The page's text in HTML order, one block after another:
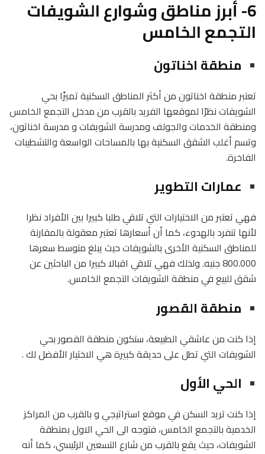
6- أبرز مناطق وشوارع الشويفات
التجمع الخامس
منطقة اخناتون
تعتبر منطقة اخناتون من أكثر المناطق السكنية تميزًا بحي
الشويفات نظرًا لموقعها الفريد بالقرب من مدخل التجمع الخامس
ومنطقة الخدمات والجولف ومدرسة الشويفات و مدرسة اخناتون،
وتسم أغلب الشقق السكنية بها بالمساحات الواسعة والتشطيبات
الفاخرة.
عمارات التطوير
فهي تعتبر من الاختيارات التي تلاقي طلبا كبيرا بين الأفراد نظرا
لأنها تنفرد بالهدوء، كما أن أسعارها تعتبر معقولة بالمقارنة
للمناطق السكنية الأخرى بالشويفات حيث يبلغ متوسط سعرها
800.000 جنيه. ولذلك فهي تلاقي اقبالا كبيرا من الباحثين عن
شقق للبيع في منطقة الشويفات التجمع الخامس.
منطقة القصور
إذا كنت من عاشقي الطبيعة، ستكون منطقة القصور بحي
الشويفات التي تطل على حديقة كبيرة هي الاختيار الأفضل لك .
الحي الأول
إذا كنت تريد السكن في موقع استراتيجي و بالقرب من المراكز
الخدمية بالتجمع الخامس، فتوجه الى الحي الاول بمنطقة
الشويفات، حيث يقع بالقرب من شارع التسعين الرئيسي، كما أنه